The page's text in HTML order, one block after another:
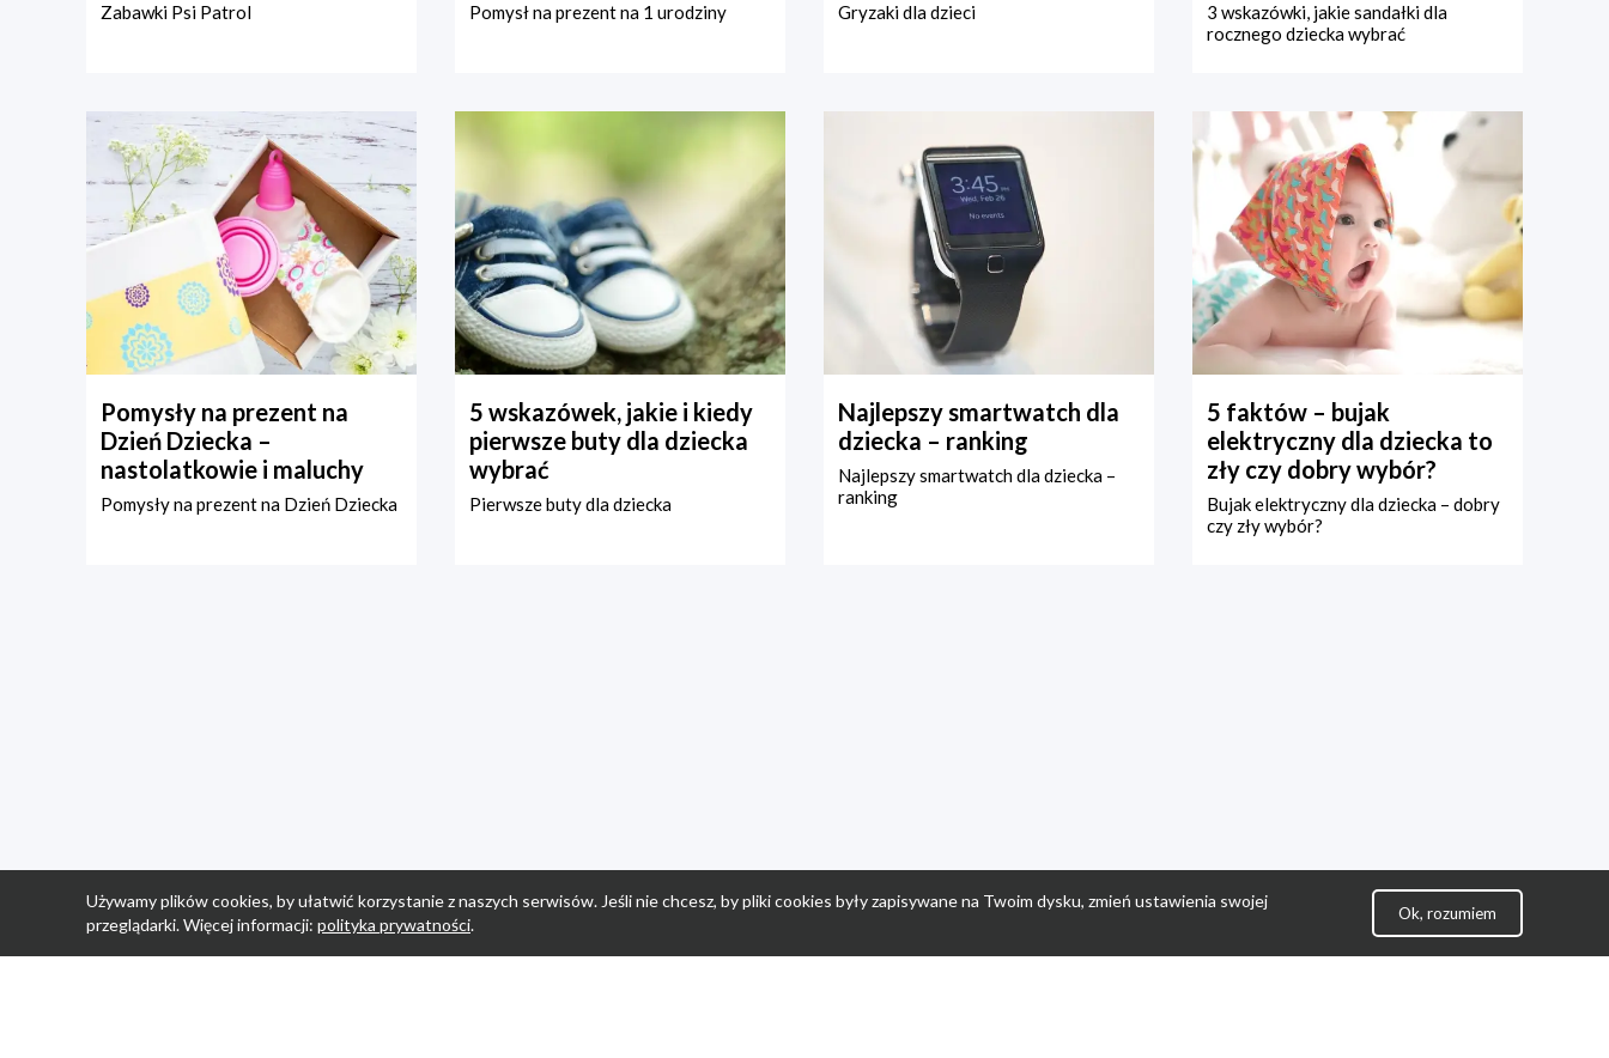
Zabawki Psi Patrol Pomysł na prezent na 1 urodziny Gryzaki dla dzieci
3 wskazówki, jakie sandałki dla
rocznego dziecka wybrać
Pomysły na prezent na
Dzień Dziecka –
nastolatkowie i maluchy
Pomysły na prezent na Dzień Dziecka
5 wskazówek, jakie i kiedy
pierwsze buty dla dziecka
wybrać
Pierwsze buty dla dziecka
Najlepszy smartwatch dla
dziecka – ranking
Najlepszy smartwatch dla dziecka –
ranking
5 faktów – bujak
elektryczny dla dziecka to
zły czy dobry wybór?
Bujak elektryczny dla dziecka – dobry
czy zły wybór?
Używamy plików cookies, by ułatwić korzystanie z naszych serwisów. Jeśli nie chcesz, by pliki cookies były zapisywane na Twoim dysku, zmień ustawienia swojej
przeglądarki. Więcej informacji: polityka prywatności.
Ok, rozumiem